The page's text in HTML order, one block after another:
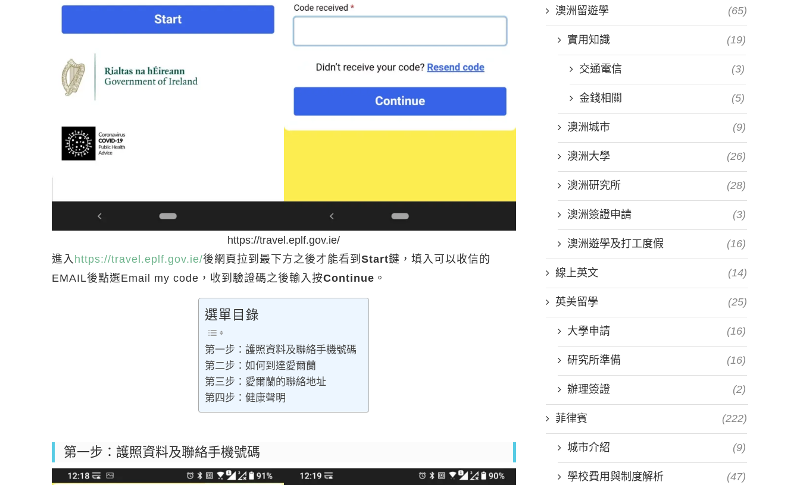
https://travel.eplf.gov.ie/
進入 https://travel.eplf.gov.ie/後網頁拉到最下方之後才能看到 Start鍵，填入可以收信的
EMAIL後點選Email my code，收到驗證碼之後輸入按Continue 。
選單目錄
第一步：護照資料及聯絡手機號碼
第二步：如何到達愛爾蘭
第三步：愛爾蘭的聯絡地址
第四步：健康聲明
第一步：護照資料及聯絡手機號碼
澳洲留遊學 (65)
實用知識 (19)
交通電信 (3)
金錢相關 (5)
澳洲城市 (9)
澳洲大學 (26)
澳洲研究所 (28)
澳洲簽證申請 (3)
澳洲遊學及打工度假 (16)
線上英文 (14)
英美留學 (25)
大學申請 (16)
研究所準備 (16)
辦理簽證 (2)
菲律賓 (222)
城市介紹 (9)
學校費用與制度解析 (47)